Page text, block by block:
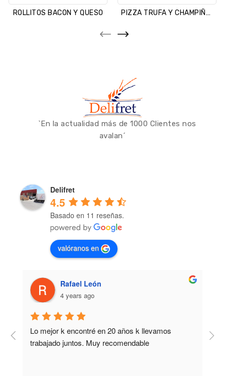
ROLLITOS BACON Y QUESO PIZZA TRUFA Y CHAMPIÑON
`En la actualidad más de 1000 Clientes nos
avalan´
Delifret
4.5
Basado en 11 reseñas.
valóranos en
Rafael León
4 years ago
Lo mejor k encontré en 20 años k llevamos
trabajado juntos. Muy recomendable